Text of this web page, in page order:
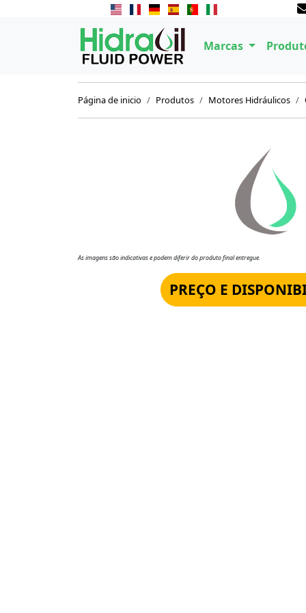
Marcas
Página de inicio Produtos Motores Hidráulicos
As imagens são indicativas e podem diferir do produto final entregue.
PREÇO E